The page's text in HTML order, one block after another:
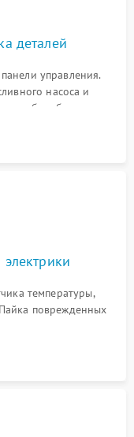
деталей
управления.
насоса и
барабана и
на разрывы.
температуры,
поврежденных
и контактов.